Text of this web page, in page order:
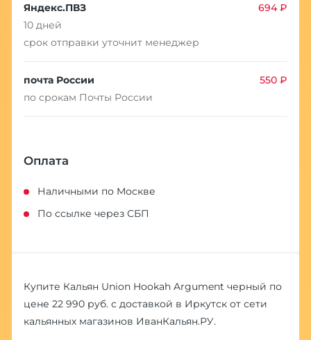
Яндекс.ПВЗ
694 ₽
10 дней
срок отправки уточнит менеджер
почта России
550 ₽
по срокам Почты России
Оплата
Наличными по Москве
По ссылке через СБП
Купите Кальян Union Hookah Argument черный по
цене 22 990 руб. с доставкой в Иркутск от сети
кальянных магазинов ИванКальян.РУ.